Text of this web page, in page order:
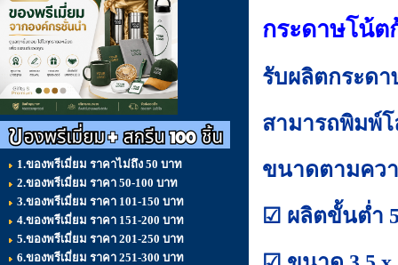
1.ของพรีเมี่ยม ราคาไม่ถึง 50 บาท
2.ของพรีเมี่ยม ราคา 50-100 บาท
3.ของพรีเมี่ยม ราคา 101-150 บาท
4.ของพรีเมี่ยม ราคา 151-200 บาท
5.ของพรีเมี่ยม ราคา 201-250 บาท
6.ของพรีเมี่ยม ราคา 251-300 บาท
กระดาษโน้
รับผลิตกระด
สามารถพิมพ์
ขนาดตามคว
☑ ผลิตขั้นต่ำ